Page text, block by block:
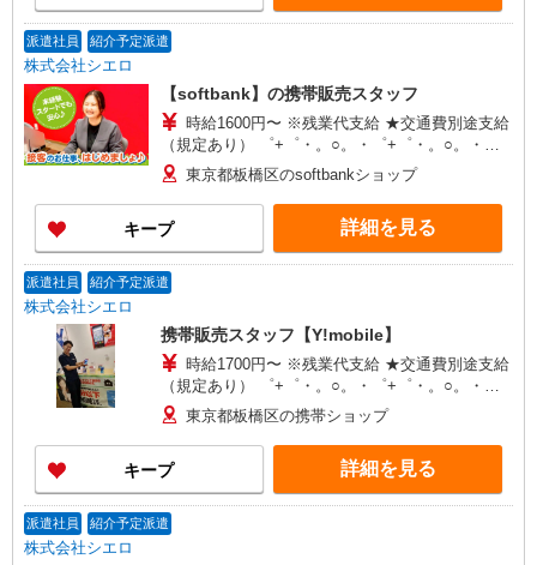
派遣社員 紹介予定派遣
株式会社シエロ
【softbank】の携帯販売スタッフ
時給1600円〜 ※残業代支給 ★交通費別途支給
（規定あり） ゜+゜・。○。・゜+゜・。○。・゜
+゜ 入社祝い金10万円支給(規定有) お友達を紹介
頂くと, インセンティブ支給(規定有) ★月2回払
い・週払い可能（規程有）★ ゜・。○。・゜
+゜・。○。・゜+゜
東京都板橋区のsoftbankショップ
キープ 詳細を見る
派遣社員 紹介予定派遣
株式会社シエロ
携帯販売スタッフ【Y!mobile】
時給1700円〜 ※残業代支給 ★交通費別途支給
（規定あり） ゜+゜・。○。・゜+゜・。○。・゜
+゜ 入社祝い金10万円支給(規定有) お友達を紹介
頂くと, インセンティブ支給(規定有) ★月2回払
い・週払い可能（規程有）★ ゜・。○。・゜
+゜・。○。・゜+゜
東京都板橋区の携帯ショップ
キープ 詳細を見る
派遣社員 紹介予定派遣
株式会社シエロ